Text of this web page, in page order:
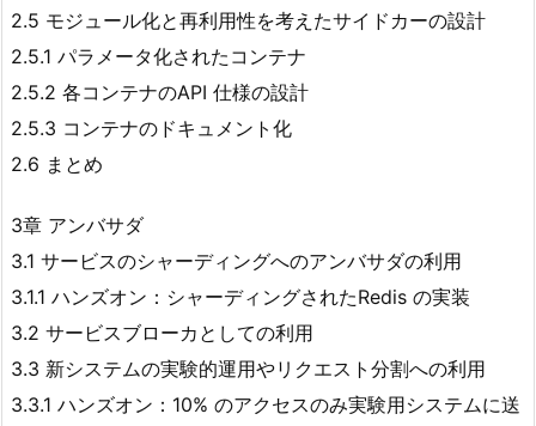
2.5 モジュール化と再利用性を考えたサイドカーの設計
2.5.1 パラメータ化されたコンテナ
2.5.2 各コンテナのAPI 仕様の設計
2.5.3 コンテナのドキュメント化
2.6 まとめ
3章 アンバサダ
3.1 サービスのシャーディングへのアンバサダの利用
3.1.1 ハンズオン：シャーディングされたRedis の実装
3.2 サービスブローカとしての利用
3.3 新システムの実験的運用やリクエスト分割への利用
3.3.1 ハンズオン：10% のアクセスのみ実験用システムに送